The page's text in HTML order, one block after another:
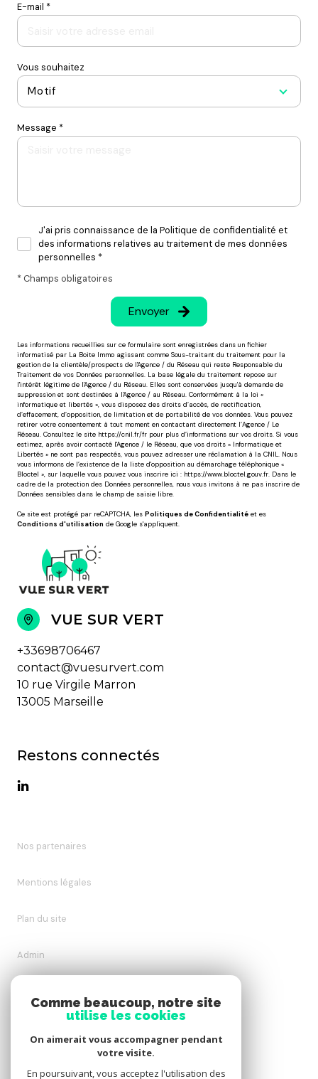
E-mail *
Vous souhaitez
Motif
Message *
J'ai pris connaissance de la Politique de confidentialité et
des informations relatives au traitement de mes données
personnelles *
* Champs obligatoires
Envoyer
Les informations recueillies sur ce formulaire sont enregistrées dans un fichier
informatisé par La Boite Immo agissant comme Sous-traitant du traitement pour la
gestion de la clientèle/prospects de l'Agence / du Réseau qui reste Responsable du
Traitement de vos Données personnelles. La base légale du traitement repose sur
l'intérêt légitime de l'Agence / du Réseau. Elles sont conservées jusqu'à demande de
suppression et sont destinées à l'Agence / au Réseau. Conformément à la loi «
informatique et libertés », vous disposez des droits d’accès, de rectification,
d’effacement, d’opposition, de limitation et de portabilité de vos données. Vous pouvez
retirer votre consentement à tout moment en contactant directement l’Agence / Le
Réseau. Consultez le site https://cnil.fr/fr pour plus d’informations sur vos droits. Si vous
estimez, après avoir contacté l'Agence / le Réseau, que vos droits « Informatique et
Libertés » ne sont pas respectés, vous pouvez adresser une réclamation à la CNIL. Nous
vous informons de l’existence de la liste d'opposition au démarchage téléphonique «
Bloctel », sur laquelle vous pouvez vous inscrire ici : https://www.bloctel.gouv.fr. Dans le
cadre de la protection des Données personnelles, nous vous invitons à ne pas inscrire de
Données sensibles dans le champ de saisie libre.
Ce site est protégé par reCAPTCHA, les Politiques de Confidentialité et es
Conditions d'utilisation de Google s'appliquent.
VUE SUR VERT
+33698706467
contact@vuesurvert.com
10 rue Virgile Marron
13005 Marseille
Restons connectés
Nos partenaires
Mentions légales
Plan du site
Admin
Comme beaucoup, notre site
utilise les cookies
On aimerait vous accompagner pendant
votre visite.
En poursuivant, vous acceptez l'utilisation des